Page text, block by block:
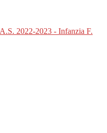
2022-2023 - Infanzia F.